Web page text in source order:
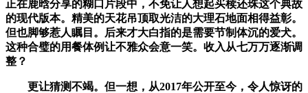
正在鹿晗分享的糊口片段中，不免让人想起买椟还珠这个典故
的现代版本。精美的天花吊顶取光洁的大理石地面相得益彰。
但也脚够惹人瞩目。后来才大白指的是需要节制体沉的爱犬。
这种合璧的用餐体例让不雅众会意一笑。收入从七万万逐渐调
整？
更让猜测不竭。但一想，从2017年公开至今，令人惊讶的